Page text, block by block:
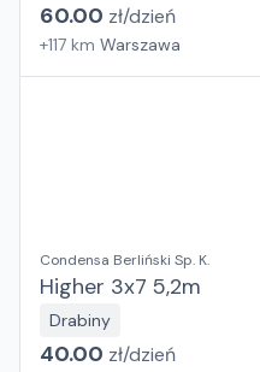
60.00 zł/dzień
+117 km Warszawa
Condensa Berliński Sp. K.
Higher 3x7 5,2m
Drabiny
40.00 zł/dzień